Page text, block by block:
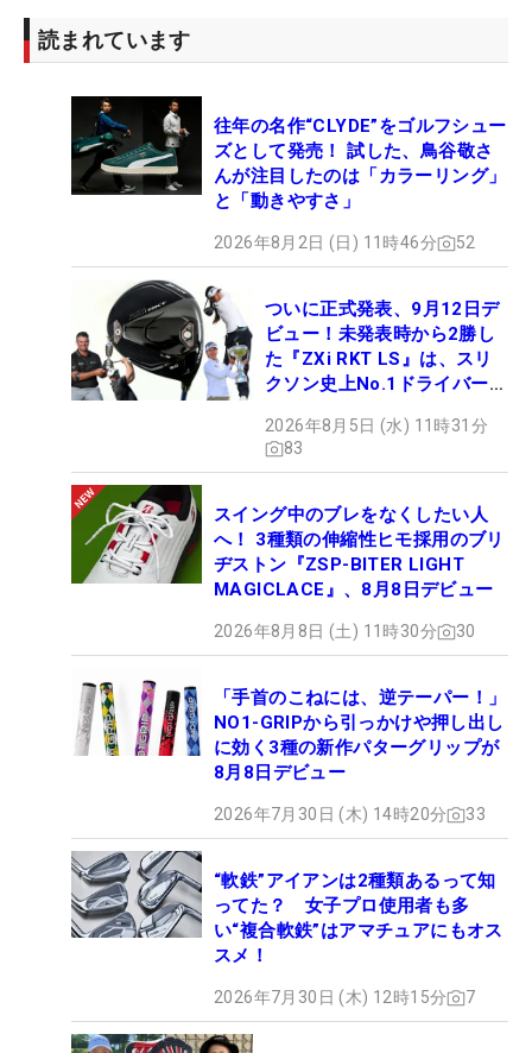
読まれています
往年の名作“CLYDE”をゴルフシュー
ズとして発売！ 試した、鳥谷敬さ
んが注目したのは「カラーリング」
と「動きやすさ」
2026年8月2日 (日) 11時46分 52
ついに正式発表、9月12日デ
ビュー！未発表時から2勝し
た『ZXi RKT LS』は、スリ
クソン史上No.1ドライバー!?
2026年8月5日 (水) 11時31分
83
スイング中のブレをなくしたい人
へ！ 3種類の伸縮性ヒモ採用のブリ
ヂストン『ZSP-BITER LIGHT
MAGICLACE』、8月8日デビュー
2026年8月8日 (土) 11時30分 30
「手首のこねには、逆テーパー！」
NO1-GRIPから引っかけや押し出し
に効く3種の新作パターグリップが
8月8日デビュー
2026年7月30日 (木) 14時20分 33
“軟鉄”アイアンは2種類あるって知
ってた？ 女子プロ使用者も多
い“複合軟鉄”はアマチュアにもオス
スメ！
2026年7月30日 (木) 12時15分 7